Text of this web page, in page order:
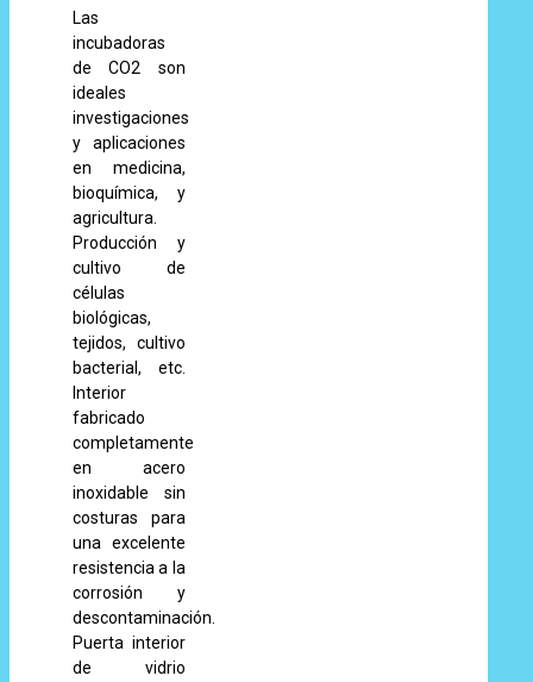
Las
incubadoras
de CO2 son
ideales
investigaciones
y aplicaciones
en medicina,
bioquímica, y
agricultura.
Producción y
cultivo de
células
biológicas,
tejidos, cultivo
bacterial, etc.
Interior
fabricado
completamente
en acero
inoxidable sin
costuras para
una excelente
resistencia a la
corrosión y
descontaminación.
Puerta interior
de vidrio